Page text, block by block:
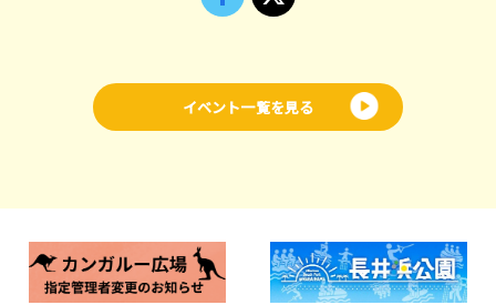
イベント一覧を見る